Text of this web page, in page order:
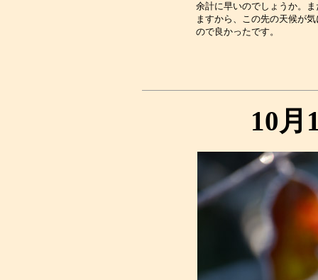
余計に早いのでしょうか。
ますから、この先の天候が
10月